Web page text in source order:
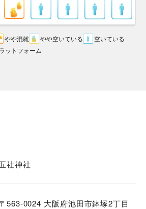
やや混雑 やや空いている
空いている
ットフォーム
社神社
563-0024 大阪府池田市鉢塚2丁目